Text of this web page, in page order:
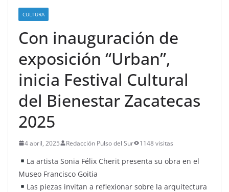
CULTURA
Con inauguración de
exposición “Urban”,
inicia Festival Cultural
del Bienestar Zacatecas
2025
4 abril, 2025 Redacción Pulso del Sur 1148 visitas
La artista Sonia Félix Cherit presenta su obra en el
Museo Francisco Goitia
Las piezas invitan a reflexionar sobre la arquitectura